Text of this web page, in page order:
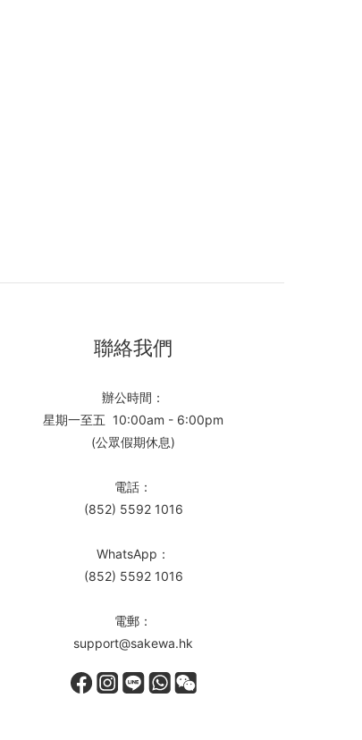
聯絡我們
辦公時間：
星期一至五 10:00am - 6:00pm
(公眾假期休息)
電話：
(852) 5592 1016
WhatsApp：
(852) 5592 1016
電郵：
support@sakewa.hk